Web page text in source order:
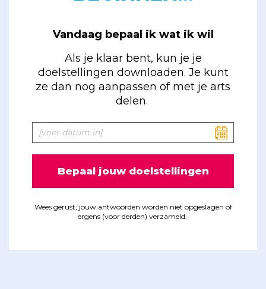
Vandaag bepaal ik wat ik wil
Als je klaar bent, kun je je
doelstellingen downloaden. Je kunt
ze dan nog aanpassen of met je arts
delen.
Bepaal jouw doelstellingen
Wees gerust; jouw antwoorden worden niet opgeslagen of
ergens (voor derden) verzameld.